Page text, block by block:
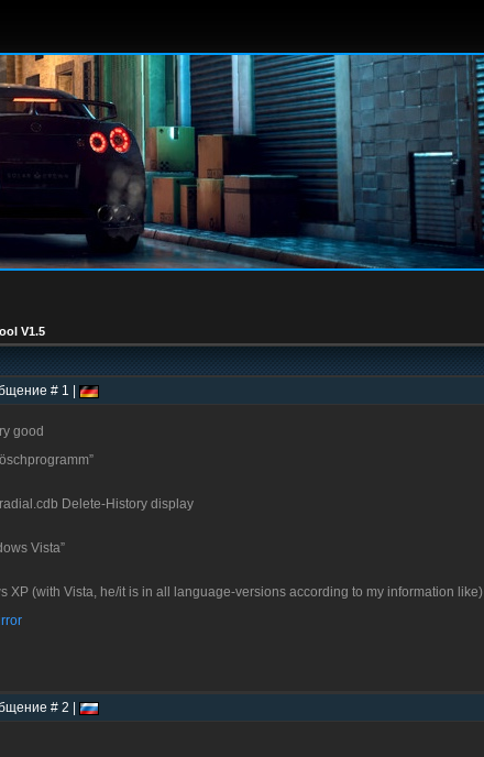
V1.5
# 1 |
good
Delete-History display
Vista”
XP (with Vista, he/it is in all language-versions according to my information like)
# 2 |